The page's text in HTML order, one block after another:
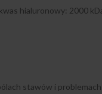
hialuronowy: 2000
stawów i